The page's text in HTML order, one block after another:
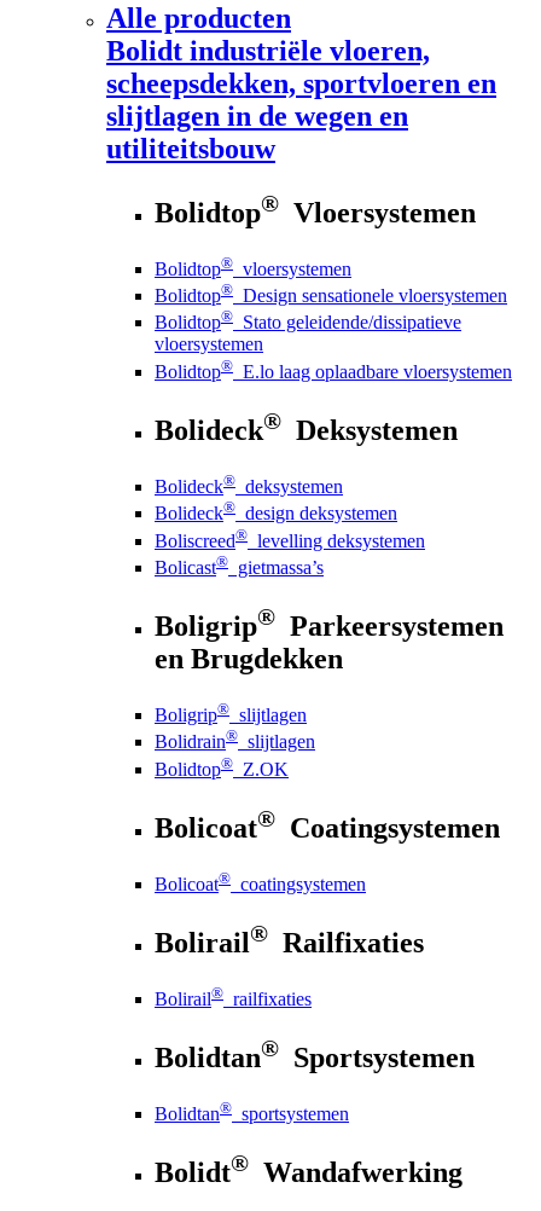
Alle producten
Bolidt industriële vloeren,
scheepsdekken, sportvloeren en
slijtlagen in de wegen en
utiliteitsbouw
Bolidtop® Vloersystemen
Bolidtop® vloersystemen
Bolidtop® Design sensationele vloersystemen
Bolidtop® Stato geleidende/dissipatieve
vloersystemen
Bolidtop® E.lo laag oplaadbare vloersystemen
Bolideck® Deksystemen
Bolideck® deksystemen
Bolideck® design deksystemen
Boliscreed® levelling deksystemen
Bolicast® gietmassa’s
Boligrip® Parkeersystemen
en Brugdekken
Boligrip® slijtlagen
Bolidrain® slijtlagen
Bolidtop® Z.OK
Bolicoat® Coatingsystemen
Bolicoat® coatingsystemen
Bolirail® Railfixaties
Bolirail® railfixaties
Bolidtan® Sportsystemen
Bolidtan® sportsystemen
Bolidt® Wandafwerking